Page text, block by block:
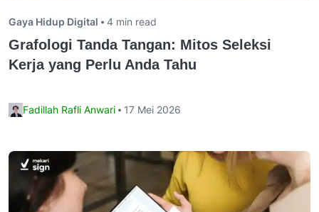
Gaya Hidup Digital 4 min read
Grafologi Tanda Tangan: Mitos Seleksi
Kerja yang Perlu Anda Tahu
Fadillah Rafli Anwari 17 Mei 2026